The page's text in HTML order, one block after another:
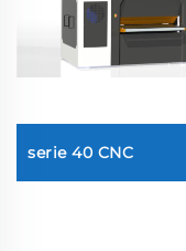
serie 40 CNC